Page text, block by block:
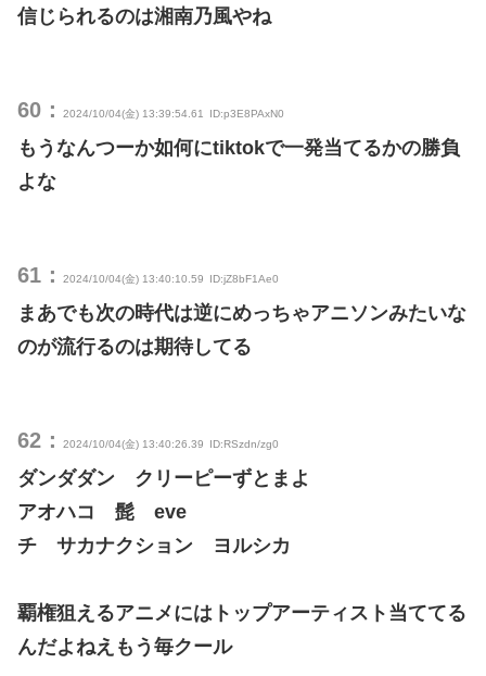
信じられるのは湘南乃風やね
60： 2024/10/04(金) 13:39:54.61 ID:p3E8PAxN0
もうなんつーか如何にtiktokで一発当てるかの勝負
よな
61： 2024/10/04(金) 13:40:10.59 ID:jZ8bF1Ae0
まあでも次の時代は逆にめっちゃアニソンみたいな
のが流行るのは期待してる
62： 2024/10/04(金) 13:40:26.39 ID:RSzdn/zg0
ダンダダン クリーピーずとまよ
アオハコ 髭 eve
チ サカナクション ヨルシカ
覇権狙えるアニメにはトップアーティスト当ててる
んだよねえもう毎クール